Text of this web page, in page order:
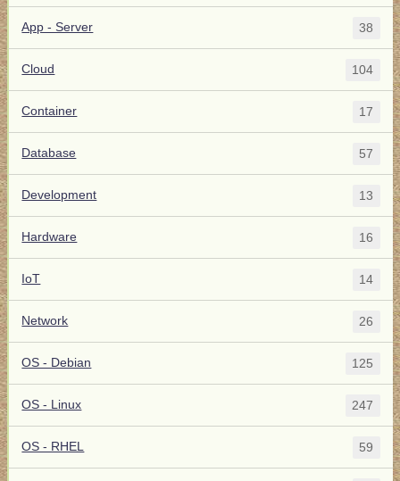
App - Server 38
Cloud 104
Container 17
Database 57
Development 13
Hardware 16
IoT 14
Network 26
OS - Debian 125
OS - Linux 247
OS - RHEL 59